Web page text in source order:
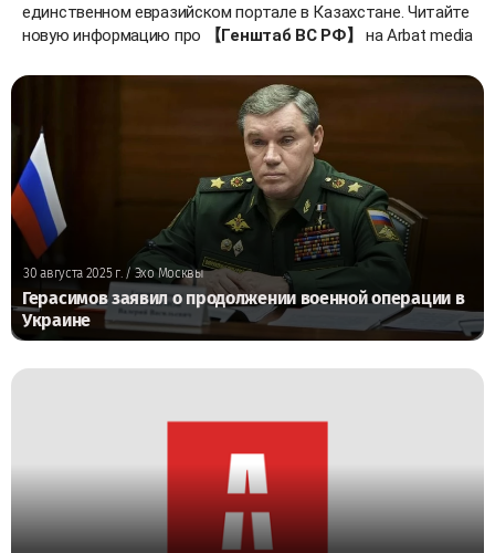
единственном евразийском портале в Казахстане. Читайте
новую информацию про
【Генштаб ВС РФ】 на Arbat media
30 августа 2025 г./ Эхо Москвы
Герасимов заявил о продолжении военной операции в
Украине